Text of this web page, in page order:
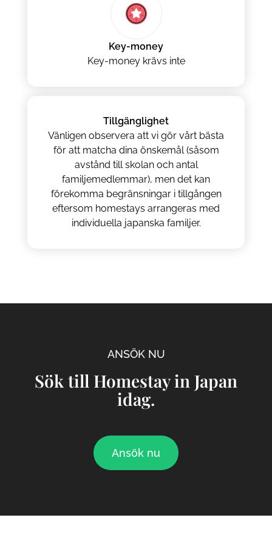
Key-money
Key-money krävs inte
Tillgänglighet
Vänligen observera att vi gör vårt bästa
för att matcha dina önskemål (såsom
avstånd till skolan och antal
familjemedlemmar), men det kan
förekomma begränsningar i tillgången
eftersom homestays arrangeras med
individuella japanska familjer.
ANSÖK NU
Sök till Homestay in Japan
idag.
Ansök nu